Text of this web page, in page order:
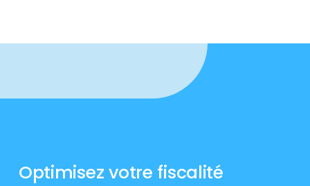
Optimisez votre fiscalité